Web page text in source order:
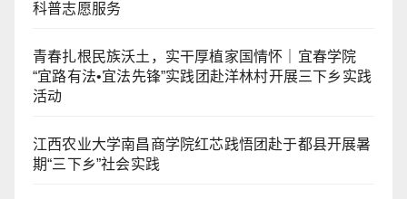
科普志愿服务
青春扎根民族沃土，实干厚植家国情怀｜宜春学院
“宜路有法•宜法先锋”实践团赴洋林村开展三下乡实践
活动
江西农业大学南昌商学院红芯践悟团赴于都县开展暑
期“三下乡”社会实践